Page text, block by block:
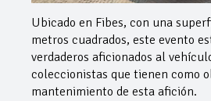
Ubicado en Fibes, con una
metros cuadrados, este evento
verdaderos aficionados al
coleccionistas que tienen como
mantenimiento de esta afición.